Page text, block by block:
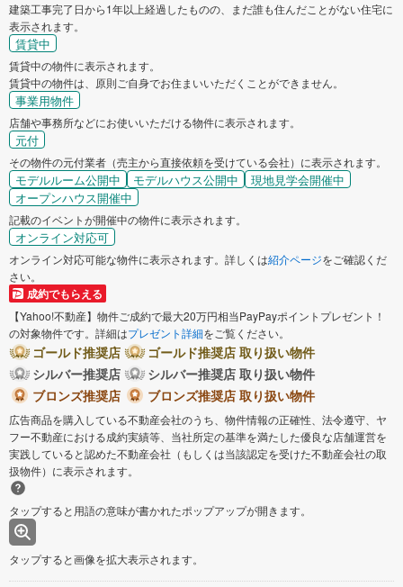
建築工事完了日から1年以上経過したものの、まだ誰も住んだことがない住宅に
表示されます。
賃貸中
賃貸中の物件に表示されます。
賃貸中の物件は、原則ご自身でお住まいいただくことができません。
事業用物件
店舗や事務所などにお使いいただける物件に表示されます。
元付
その物件の元付業者（売主から直接依頼を受けている会社）に表示されます。
モデルルーム公開中 モデルハウス公開中
現地見学会開催中
オープンハウス開催中
記載のイベントが開催中の物件に表示されます。
オンライン対応可
オンライン対応可能な物件に表示されます。詳しくは紹介ページをご確認くだ
さい。
成約でもらえる
【Yahoo!不動産】物件ご成約で最大20万円相当PayPayポイントプレゼント！
の対象物件です。詳細はプレゼント詳細をご覧ください。
ゴールド推奨店
ゴールド推奨店 取り扱い物件
シルバー推奨店
シルバー推奨店 取り扱い物件
ブロンズ推奨店
ブロンズ推奨店 取り扱い物件
広告商品を購入している不動産会社のうち、物件情報の正確性、法令遵守、ヤ
フー不動産における成約実績等、当社所定の基準を満たした優良な店舗運営を
実践していると認めた不動産会社（もしくは当該認定を受けた不動産会社の取
扱物件）に表示されます。
タップすると用語の意味が書かれたポップアップが開きます。
タップすると画像を拡大表示されます。